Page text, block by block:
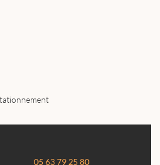
05 63 79 25 80